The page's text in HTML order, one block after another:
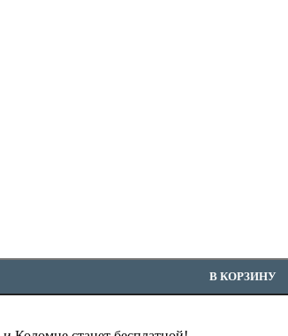
В КОРЗИНУ